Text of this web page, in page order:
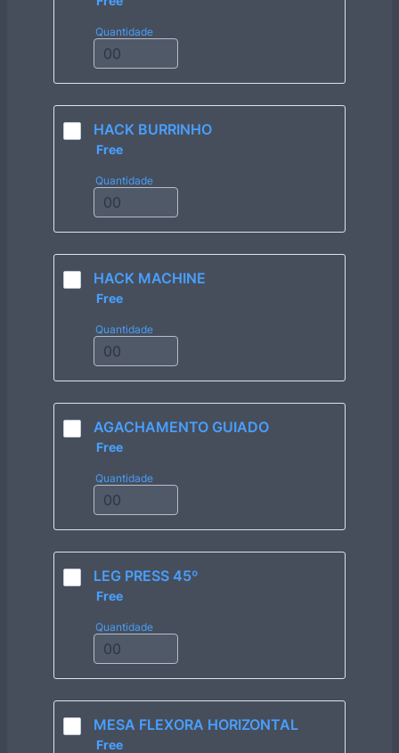
Quantidade
HACK BURRINHO
Free
Free
Quantidade
HACK MACHINE
Free
Free
Quantidade
AGACHAMENTO GUIADO
Free
Free
Quantidade
LEG PRESS 45º
Free
Free
Quantidade
MESA FLEXORA HORIZONTAL
Free
Free